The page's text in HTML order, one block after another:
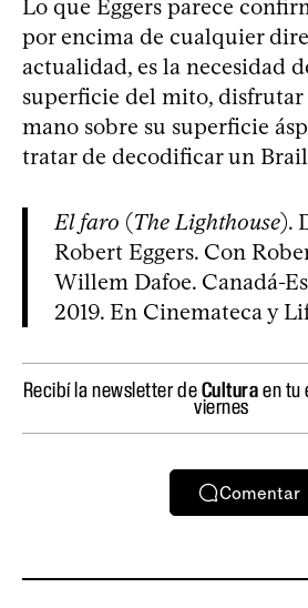
Lo que Eggers parece
por encima de cualquier
actualidad, es la necesidad
superficie del mito, disfrutar
mano sobre su superficie
tratar de decodificar un
El faro (The Lighthouse).
Robert Eggers. Con
Willem Dafoe. Canadá-
2019. En Cinemateca y
Recibí la newsletter deCulturaen tu
viernes
Comentar